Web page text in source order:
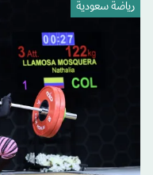
رياضة سعودية